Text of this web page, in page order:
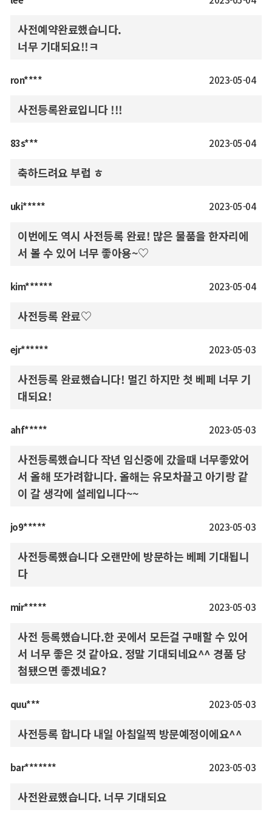
사전예약완료했습니다.
너무 기대되요!!ㅋ
ron**** 2023-05-04
사전등록완료입니다 !!!
83s*** 2023-05-04
축하드려요 부럽 ㅎ
uki***** 2023-05-04
이번에도 역시 사전등록 완료! 많은 물품을 한자리에
서 볼 수 있어 너무 좋아용~♡
kim****** 2023-05-04
사전등록 완료♡
ejr****** 2023-05-03
사전등록 완료했습니다! 멀긴 하지만 첫 베페 너무 기
대되요!
ahf***** 2023-05-03
사전등록했습니다 작년 임신중에 갔을때 너무좋았어
서 올해 또가려합니다. 올해는 유모차끌고 아기랑 같
이 갈 생각에 설레입니다~~
jo9***** 2023-05-03
사전등록했습니다 오랜만에 방문하는 베페 기대됩니
다
mir***** 2023-05-03
사전 등록했습니다.한 곳에서 모든걸 구매할 수 있어
서 너무 좋은 것 같아요. 정말 기대되네요^^ 경품 당
첨됐으면 좋겠네요?
quu*** 2023-05-03
사전등록 합니다 내일 아침일찍 방문예정이에요^^
bar******* 2023-05-03
사전완료했습니다. 너무 기대되요